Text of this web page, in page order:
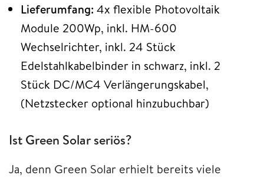
Lieferumfang: 4x flexible Photovoltaik
Module 200Wp, inkl. HM-600
Wechselrichter, inkl. 24 Stück
Edelstahlkabelbinder in schwarz, inkl. 2
Stück DC/MC4 Verlängerungskabel,
(Netzstecker optional hinzubuchbar)
Ist Green Solar seriös?
Ja, denn Green Solar erhielt bereits viele